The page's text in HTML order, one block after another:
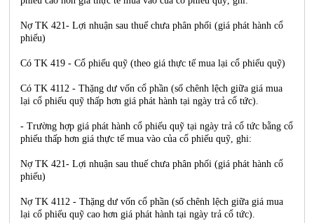
Nợ TK 421- Lợi nhuận sau thuế chưa phân phối (giá phát hành cổ
phiếu)
Có TK 419 - Cổ phiếu quỹ (theo giá thực tế mua lại cổ phiếu quỹ)
Có TK 4112 - Thặng dư vốn cổ phần (số chênh lệch giữa giá mua
lại cổ phiếu quỹ thấp hơn giá phát hành tại ngày trả cổ tức).
- Trường hợp giá phát hành cổ phiếu quỹ tại ngày trả cổ tức bằng cổ
phiếu thấp hơn giá thực tế mua vào của cổ phiếu quỹ, ghi:
Nợ TK 421- Lợi nhuận sau thuế chưa phân phối (giá phát hành cổ
phiếu)
Nợ TK 4112 - Thặng dư vốn cổ phần (số chênh lệch giữa giá mua
lại cổ phiếu quỹ cao hơn giá phát hành tại ngày trả cổ tức).